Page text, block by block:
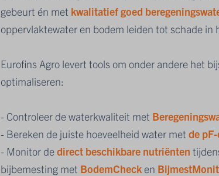
gebeurt én met kwalitatief goed
oppervlaktewater en bodem leiden tot schade in
Eurofins Agro levert tools om onder andere het
optimaliseren:
- Controleer de waterkwaliteit met
- Bereken de juiste hoeveelheid water met de
- Monitor dedirect beschikbare nutriënten
bijbemesting met BodemCheck en